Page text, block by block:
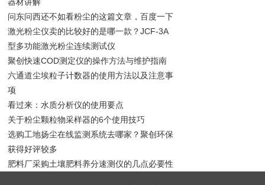
问东问西还不如看粉尘的这篇文章，百度一下
激光粉尘仪卖的比较好的是哪一款？JCF-3A
型多功能激光粉尘连续测试仪
聚创快速COD测定仪的操作方法与维护指南
六通道尘埃粒子计数器的使用方法以及注意事
项
看过来：水质分析仪的使用要点
关于粉尘颗粒物采样器的6个使用技巧
选购工地扬尘在线监测系统去哪家？聚创环保
获得好评较多
肥料厂采购土壤肥料养分速测仪的几点必要性